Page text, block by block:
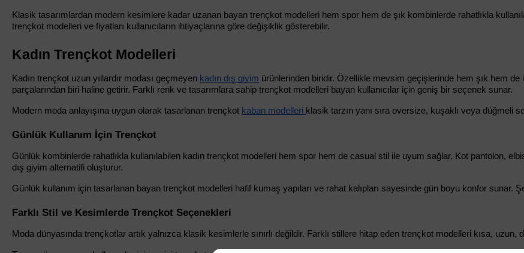
Klasik tasarımlardan modern kesimlere kadar uzanan bayan trençkot modelleri hem spor hem de şık kombinlerde rahatlıkla
trençkot modelleri ve fiyatları kullanıcıların ihtiyaçlarına göre değişiklik gösterebilir.
Kadın Trençkot Modelleri
Kadın trençkot uzun yıllardır modası geçmeyen kadın dış giyim ürünlerinden biridir. Özellikle mevsim geçişlerinde hem şık hem
parçalarından biri haline getirir. Farklı renk ve tasarımlara sahip trençkot modelleri bayan kullanıcılar için geniş bir seçenek sunar.
Modern moda anlayışına uygun olarak tasarlanan trençkot kaban modelleri klasik tarzın yanı sıra oversize, kuşaklı veya düğmeli
Günlük Kullanım İçin Trençkot
Günlük kombinlerde rahatlıkla kullanılabilen kadın trençkot modelleri hem spor hem de casual stil ile uyum sağlar. Kot pantolon,
dış giyim alternatifi oluşturur.
Günlük kullanım için tasarlanan bayan trençkot modelleri hafif kumaş yapıları ve rahat kalıpları sayesinde gün boyu konfor sunar.
Farklı Stil ve Kesimlerde Trençkot Seçenekleri
Moda dünyasında trençkotlar artık yalnızca klasik kesimlerle sınırlı değildir. Farklı stillere hitap eden trençkot modelleri kısa,